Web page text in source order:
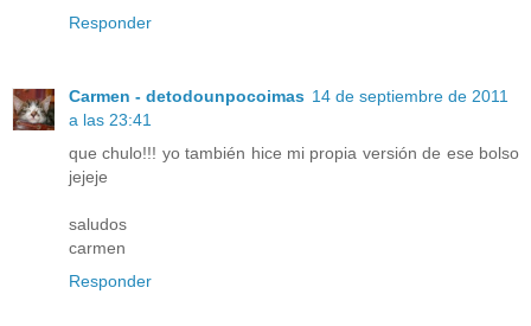
Responder
Carmen - detodounpocoimas 14 de septiembre de 2011
a las 23:41
que chulo!!! yo también hice mi propia versión de ese bolso
jejeje
saludos
carmen
Responder